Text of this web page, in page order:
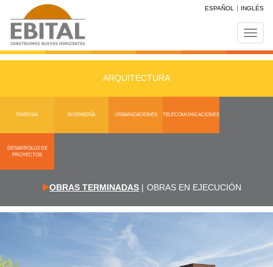
ESPAÑOL INGLÉS
ARQUITECTURA
ENERGÍA INGENIERÍA URBANIZACIONES TELECOMUNICACIONES
DESARROLLO DE
PROYECTOS
OBRAS TERMINADAS | OBRAS EN EJECUCIÓN